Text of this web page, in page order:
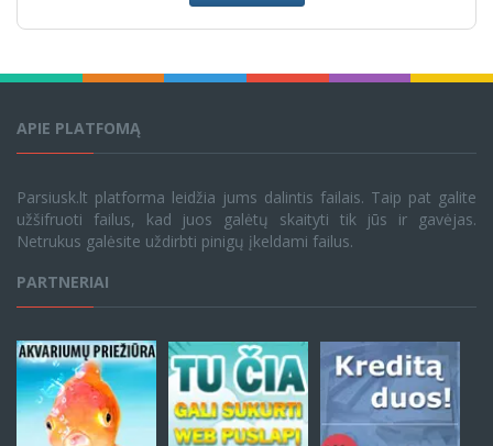
APIE PLATFOMĄ
Parsiusk.lt platforma leidžia jums dalintis failais. Taip pat galite
užšifruoti failus, kad juos galėtų skaityti tik jūs ir gavėjas.
Netrukus galėsite uždirbti pinigų įkeldami failus.
PARTNERIAI